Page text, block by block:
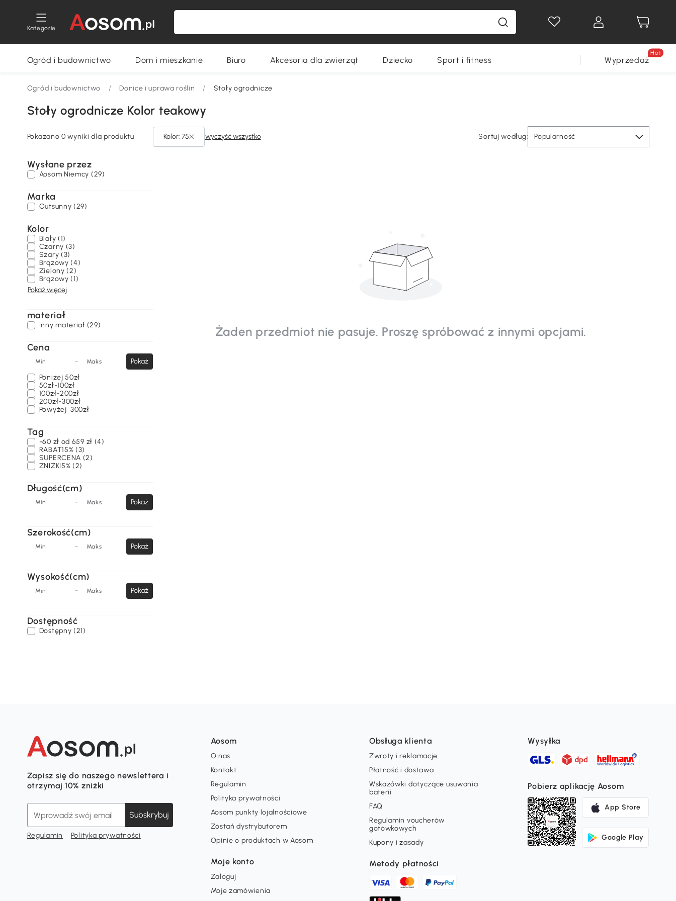
Kategorie
Ogród i budownictwo Dom i mieszkanie Biuro Akcesoria dla zwierząt Dziecko Sport i fitness Wyprzedaż
Hot
Ogród i budownictwo / Donice i uprawa roślin / Stoły ogrodnicze
Stoły ogrodnicze Kolor teakowy
Pokazano 0 wyniki dla produktu Sortuj według: Popularność
wyczyść wszystko
Kolor: 75
Wysłane przez
Aosom Niemcy (29)
Marka
Outsunny (29)
Kolor
Biały (1)
Czarny (3)
Szary (3)
Brązowy (4)
Zielony (2)
Brązowy (1)
Pokaż więcej
materiał
Inny materiał (29)
Cena
Min - Maks
Pokaż
Poniżej50zł
50zł-100zł
100zł-200zł
200zł-300zł
Powyżej300zł
Tag
-60 zł od 659 zł (4)
RABAT15% (3)
SUPERCENA (2)
ZNIŻKI5% (2)
Długość(cm)
Min - Maks Pokaż
Szerokość(cm)
Min - Maks Pokaż
Wysokość(cm)
Min - Maks Pokaż
Dostępność
Dostępny (21)
Żaden przedmiot nie pasuje. Proszę spróbować z innymi opcjami.
Zapisz się do naszego newslettera i
otrzymaj 10% zniżki
Subskrybuj
Regulamin Polityka prywatności
Aosom
O nas
Kontakt
Regulamin
Polityka prywatności
Aosom punkty lojalnościowe
Zostań dystrybutorem
Opinie o produktach w Aosom
Moje konto
Zaloguj
Moje zamówienia
Obsługa klienta
Zwroty i reklamacje
Płatność i dostawa
Wskazówki dotyczące usuwania
baterii
FAQ
Regulamin voucherów
gotówkowych
Kupony i zasady
Metody płatności
Wysyłka
Pobierz aplikację Aosom
App Store
Google Play